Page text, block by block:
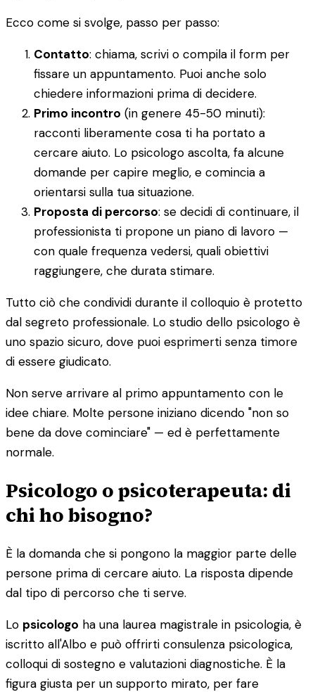
Ecco come si svolge, passo per passo:
Contatto: chiama, scrivi o compila il form per
fissare un appuntamento. Puoi anche solo
chiedere informazioni prima di decidere.
Primo incontro (in genere 45-50 minuti):
racconti liberamente cosa ti ha portato a
cercare aiuto. Lo psicologo ascolta, fa alcune
domande per capire meglio, e comincia a
orientarsi sulla tua situazione.
Proposta di percorso: se decidi di continuare, il
professionista ti propone un piano di lavoro —
con quale frequenza vedersi, quali obiettivi
raggiungere, che durata stimare.
Tutto ciò che condividi durante il colloquio è protetto
dal segreto professionale. Lo studio dello psicologo è
uno spazio sicuro, dove puoi esprimerti senza timore
di essere giudicato.
Non serve arrivare al primo appuntamento con le
idee chiare. Molte persone iniziano dicendo "non so
bene da dove cominciare" — ed è perfettamente
normale.
Psicologo o psicoterapeuta: di
chi ho bisogno?
È la domanda che si pongono la maggior parte delle
persone prima di cercare aiuto. La risposta dipende
dal tipo di percorso che ti serve.
Lo psicologo ha una laurea magistrale in psicologia, è
iscritto all'Albo e può offrirti consulenza psicologica,
colloqui di sostegno e valutazioni diagnostiche. È la
figura giusta per un supporto mirato, per fare